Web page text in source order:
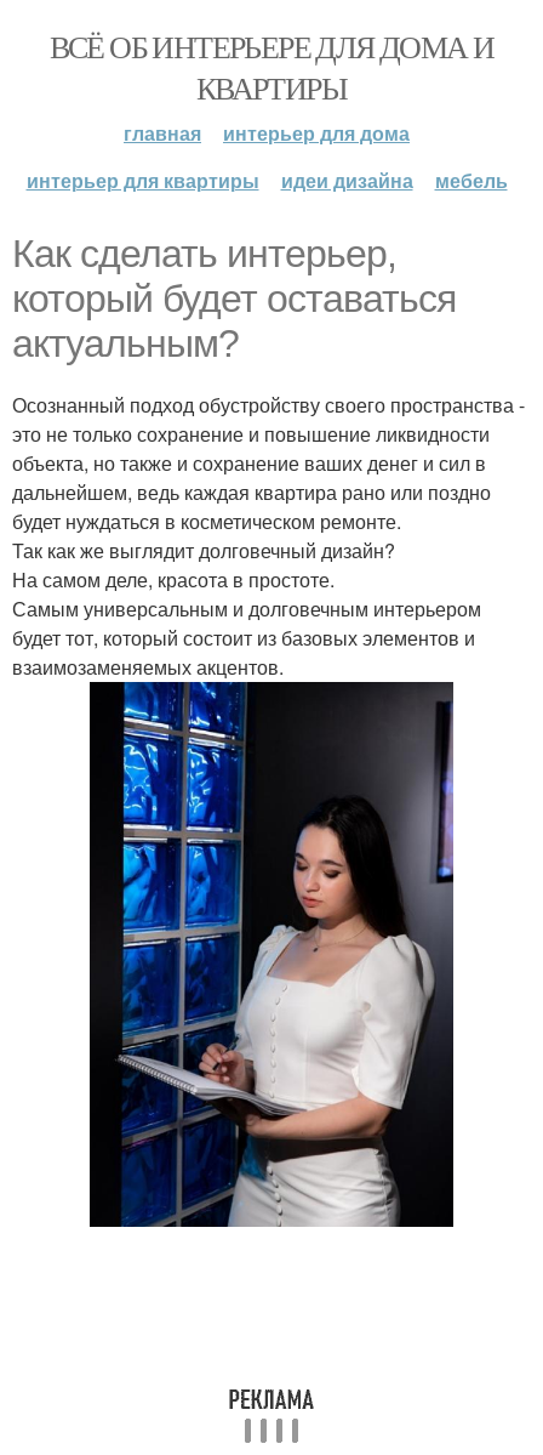
ВСЁ ОБ ИНТЕРЬЕРЕ ДЛЯ ДОМА И
КВАРТИРЫ
главная
интерьер для дома
интерьер для квартиры
идеи дизайна мебель
Как сделать интерьер,
который будет оставаться
актуальным?
Осознанный подход обустройству своего пространства -
это не только сохранение и повышение ликвидности
объекта, но также и сохранение ваших денег и сил в
дальнейшем, ведь каждая квартира рано или поздно
будет нуждаться в косметическом ремонте.
Так как же выглядит долговечный дизайн?
На самом деле, красота в простоте.
Самым универсальным и долговечным интерьером
будет тот, который состоит из базовых элементов и
взаимозаменяемых акцентов.